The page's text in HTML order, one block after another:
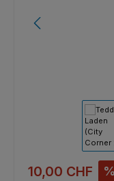
Prezzo di vendita:
10,00 CHF %